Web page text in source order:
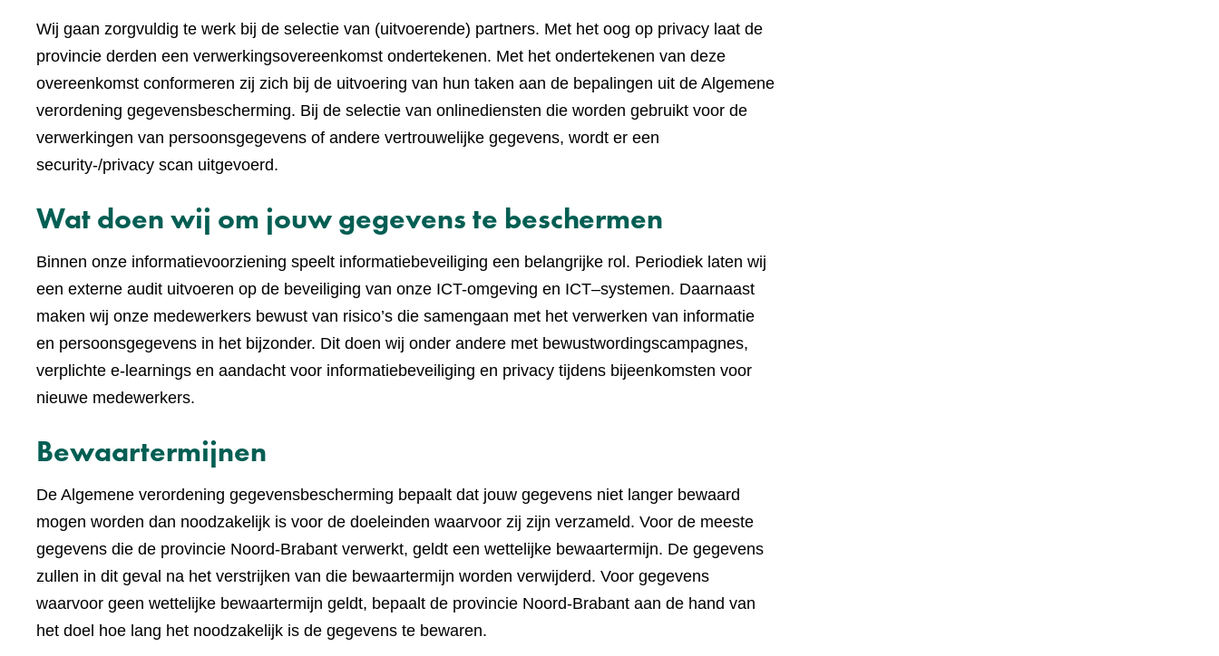
Wij gaan zorgvuldig te werk bij de selectie van (uitvoerende) partners. Met het oog op privacy laat de
provincie derden een verwerkingsovereenkomst ondertekenen. Met het ondertekenen van deze
overeenkomst conformeren zij zich bij de uitvoering van hun taken aan de bepalingen uit de Algemene
verordening gegevensbescherming. Bij de selectie van onlinediensten die worden gebruikt voor de
verwerkingen van persoonsgegevens of andere vertrouwelijke gegevens, wordt er een
security-/privacy scan uitgevoerd.
Wat doen wij om jouw gegevens te beschermen
Binnen onze informatievoorziening speelt informatiebeveiliging een belangrijke rol. Periodiek laten wij
een externe audit uitvoeren op de beveiliging van onze ICT-omgeving en ICT–systemen. Daarnaast
maken wij onze medewerkers bewust van risico’s die samengaan met het verwerken van informatie
en persoonsgegevens in het bijzonder. Dit doen wij onder andere met bewustwordingscampagnes,
verplichte e-learnings en aandacht voor informatiebeveiliging en privacy tijdens bijeenkomsten voor
nieuwe medewerkers.
Bewaartermijnen
De Algemene verordening gegevensbescherming bepaalt dat jouw gegevens niet langer bewaard
mogen worden dan noodzakelijk is voor de doeleinden waarvoor zij zijn verzameld. Voor de meeste
gegevens die de provincie Noord-Brabant verwerkt, geldt een wettelijke bewaartermijn. De gegevens
zullen in dit geval na het verstrijken van die bewaartermijn worden verwijderd. Voor gegevens
waarvoor geen wettelijke bewaartermijn geldt, bepaalt de provincie Noord-Brabant aan de hand van
het doel hoe lang het noodzakelijk is de gegevens te bewaren.